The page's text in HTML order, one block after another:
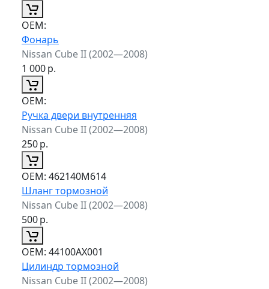
ОЕМ:
Фонарь
Nissan Cube II (2002—2008)
1 000р.
ОЕМ:
Ручка двери внутренняя
Nissan Cube II (2002—2008)
250р.
ОЕМ: 462140M614
Шланг тормозной
Nissan Cube II (2002—2008)
500р.
ОЕМ: 44100AX001
Цилиндр тормозной
Nissan Cube II (2002—2008)